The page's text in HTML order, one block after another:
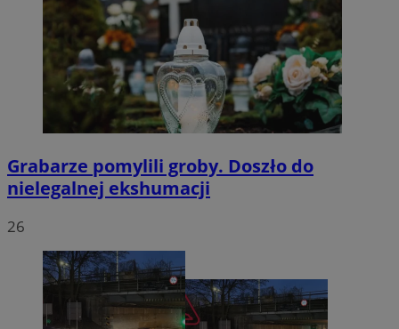
Grabarze pomylili groby. Doszło do
nielegalnej ekshumacji
26